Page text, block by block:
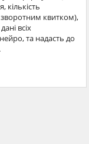
квитком),
всіх
та надасть до